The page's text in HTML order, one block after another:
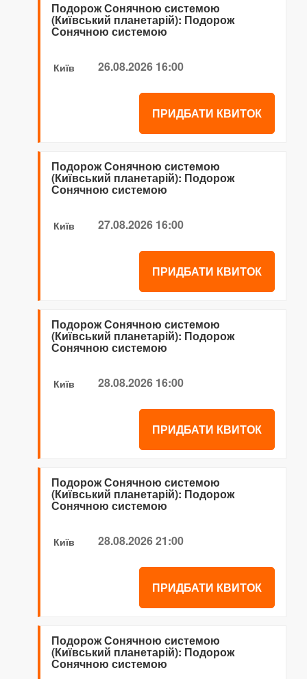
Подорож Сонячною системою
(Київський планетарій): Подорож
Сонячною системою
Київ 26.08.2026 16:00
ПРИДБАТИ КВИТОК
Подорож Сонячною системою
(Київський планетарій): Подорож
Сонячною системою
Київ 27.08.2026 16:00
ПРИДБАТИ КВИТОК
Подорож Сонячною системою
(Київський планетарій): Подорож
Сонячною системою
Київ 28.08.2026 16:00
ПРИДБАТИ КВИТОК
Подорож Сонячною системою
(Київський планетарій): Подорож
Сонячною системою
Київ 28.08.2026 21:00
ПРИДБАТИ КВИТОК
Подорож Сонячною системою
(Київський планетарій): Подорож
Сонячною системою